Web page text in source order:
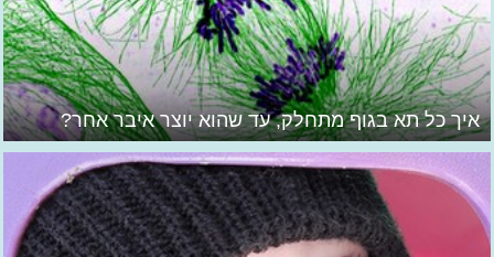
איך כל תא בגוף מתחלק, עד שהוא יוצר איבר אחר?